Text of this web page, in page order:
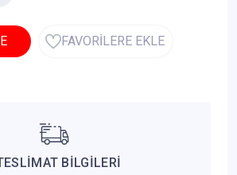
FAVORİLERE EKLE
BİLGİLERİ